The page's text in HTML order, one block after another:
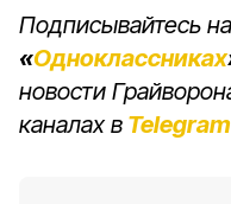
Подписывайтесь
«Одноклассниках
новости
каналах в Telegram